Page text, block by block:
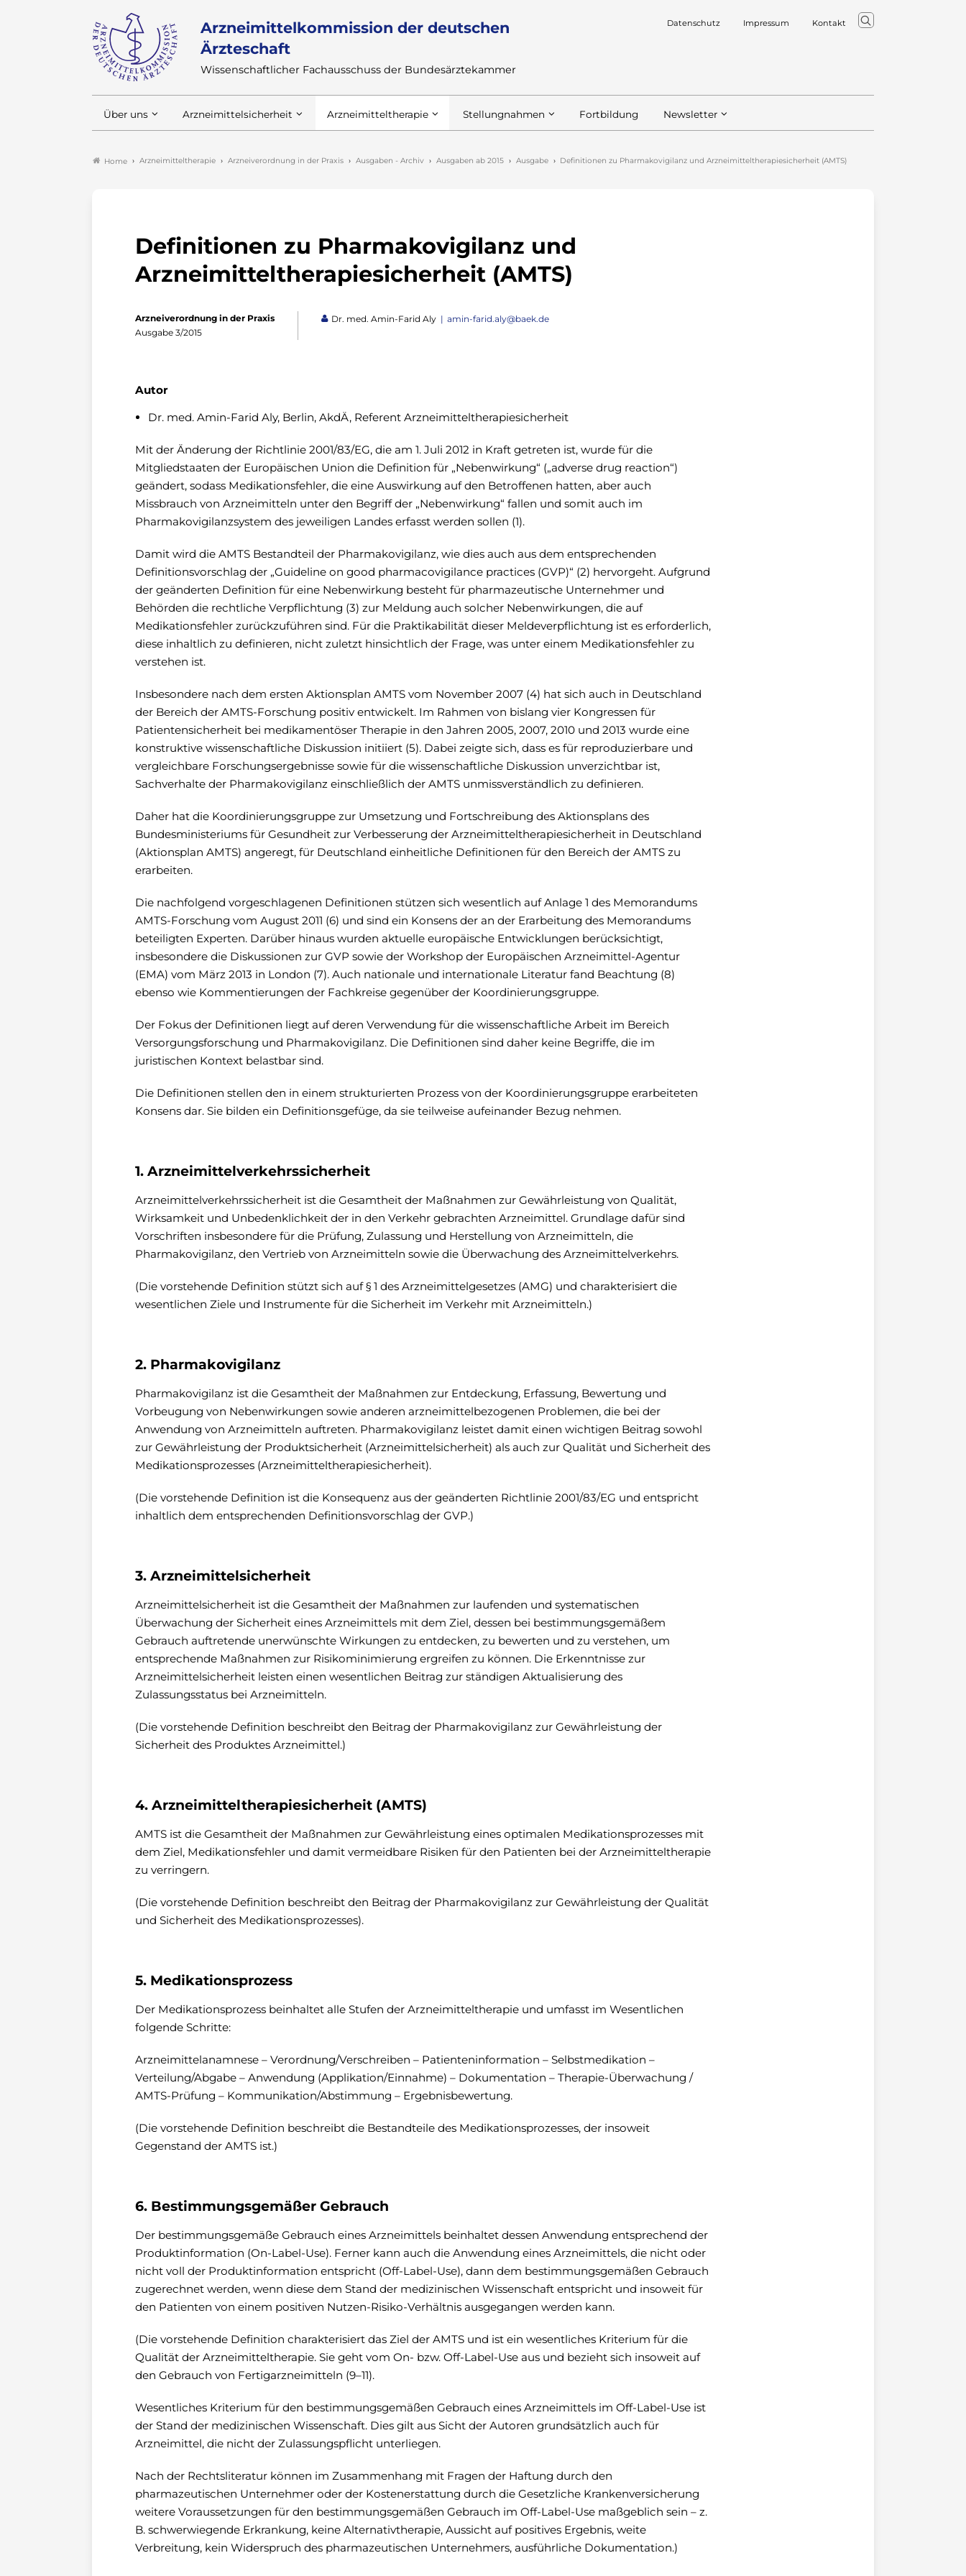
Arzneimittelkommission der deutschen
Ärzteschaft
Wissenschaftlicher Fachausschuss der Bundesärztekammer
Datenschutz Impressum Kontakt
Über uns Arzneimittelsicherheit Arzneimitteltherapie Stellungnahmen Fortbildung Newsletter
Home Arzneimitteltherapie Arzneiverordnung in der Praxis Ausgaben - Archiv Ausgaben ab 2015 Ausgabe Definitionen zu Pharmakovigilanz und Arzneimitteltherapiesicherheit (AMTS)
Definitionen zu Pharmakovigilanz und
Arzneimitteltherapiesicherheit (AMTS)
Arzneiverordnung in der Praxis
Ausgabe 3/2015
Dr. med. Amin-Farid Aly amin-farid.aly@baek.de
Autor
Dr. med. Amin-Farid Aly, Berlin, AkdÄ, Referent Arzneimitteltherapiesicherheit
Mit der Änderung der Richtlinie 2001/83/EG, die am 1. Juli 2012 in Kraft getreten ist, wurde für die
Mitgliedstaaten der Europäischen Union die Definition für „Nebenwirkung“ („adverse drug reaction“)
geändert, sodass Medikationsfehler, die eine Auswirkung auf den Betroffenen hatten, aber auch
Missbrauch von Arzneimitteln unter den Begriff der „Nebenwirkung“ fallen und somit auch im
Pharmakovigilanzsystem des jeweiligen Landes erfasst werden sollen (1).
Damit wird die AMTS Bestandteil der Pharmakovigilanz, wie dies auch aus dem entsprechenden
Definitionsvorschlag der „Guideline on good pharmacovigilance practices (GVP)“ (2) hervorgeht. Aufgrund
der geänderten Definition für eine Nebenwirkung besteht für pharmazeutische Unternehmer und
Behörden die rechtliche Verpflichtung (3) zur Meldung auch solcher Nebenwirkungen, die auf
Medikationsfehler zurückzuführen sind. Für die Praktikabilität dieser Meldeverpflichtung ist es erforderlich,
diese inhaltlich zu definieren, nicht zuletzt hinsichtlich der Frage, was unter einem Medikationsfehler zu
verstehen ist.
Insbesondere nach dem ersten Aktionsplan AMTS vom November 2007 (4) hat sich auch in Deutschland
der Bereich der AMTS-Forschung positiv entwickelt. Im Rahmen von bislang vier Kongressen für
Patientensicherheit bei medikamentöser Therapie in den Jahren 2005, 2007, 2010 und 2013 wurde eine
konstruktive wissenschaftliche Diskussion initiiert (5). Dabei zeigte sich, dass es für reproduzierbare und
vergleichbare Forschungsergebnisse sowie für die wissenschaftliche Diskussion unverzichtbar ist,
Sachverhalte der Pharmakovigilanz einschließlich der AMTS unmissverständlich zu definieren.
Daher hat die Koordinierungsgruppe zur Umsetzung und Fortschreibung des Aktionsplans des
Bundesministeriums für Gesundheit zur Verbesserung der Arzneimitteltherapiesicherheit in Deutschland
(Aktionsplan AMTS) angeregt, für Deutschland einheitliche Definitionen für den Bereich der AMTS zu
erarbeiten.
Die nachfolgend vorgeschlagenen Definitionen stützen sich wesentlich auf Anlage 1 des Memorandums
AMTS-Forschung vom August 2011 (6) und sind ein Konsens der an der Erarbeitung des Memorandums
beteiligten Experten. Darüber hinaus wurden aktuelle europäische Entwicklungen berücksichtigt,
insbesondere die Diskussionen zur GVP sowie der Workshop der Europäischen Arzneimittel-Agentur
(EMA) vom März 2013 in London (7). Auch nationale und internationale Literatur fand Beachtung (8)
ebenso wie Kommentierungen der Fachkreise gegenüber der Koordinierungsgruppe.
Der Fokus der Definitionen liegt auf deren Verwendung für die wissenschaftliche Arbeit im Bereich
Versorgungsforschung und Pharmakovigilanz. Die Definitionen sind daher keine Begriffe, die im
juristischen Kontext belastbar sind.
Die Definitionen stellen den in einem strukturierten Prozess von der Koordinierungsgruppe erarbeiteten
Konsens dar. Sie bilden ein Definitionsgefüge, da sie teilweise aufeinander Bezug nehmen.
1. Arzneimittelverkehrssicherheit
Arzneimittelverkehrssicherheit ist die Gesamtheit der Maßnahmen zur Gewährleistung von Qualität,
Wirksamkeit und Unbedenklichkeit der in den Verkehr gebrachten Arzneimittel. Grundlage dafür sind
Vorschriften insbesondere für die Prüfung, Zulassung und Herstellung von Arzneimitteln, die
Pharmakovigilanz, den Vertrieb von Arzneimitteln sowie die Überwachung des Arzneimittelverkehrs.
(Die vorstehende Definition stützt sich auf § 1 des Arzneimittelgesetzes (AMG) und charakterisiert die
wesentlichen Ziele und Instrumente für die Sicherheit im Verkehr mit Arzneimitteln.)
2. Pharmakovigilanz
Pharmakovigilanz ist die Gesamtheit der Maßnahmen zur Entdeckung, Erfassung, Bewertung und
Vorbeugung von Nebenwirkungen sowie anderen arzneimittelbezogenen Problemen, die bei der
Anwendung von Arzneimitteln auftreten. Pharmakovigilanz leistet damit einen wichtigen Beitrag sowohl
zur Gewährleistung der Produktsicherheit (Arzneimittelsicherheit) als auch zur Qualität und Sicherheit des
Medikationsprozesses (Arzneimitteltherapiesicherheit).
(Die vorstehende Definition ist die Konsequenz aus der geänderten Richtlinie 2001/83/EG und entspricht
inhaltlich dem entsprechenden Definitionsvorschlag der GVP.)
3. Arzneimittelsicherheit
Arzneimittelsicherheit ist die Gesamtheit der Maßnahmen zur laufenden und systematischen
Überwachung der Sicherheit eines Arzneimittels mit dem Ziel, dessen bei bestimmungsgemäßem
Gebrauch auftretende unerwünschte Wirkungen zu entdecken, zu bewerten und zu verstehen, um
entsprechende Maßnahmen zur Risikominimierung ergreifen zu können. Die Erkenntnisse zur
Arzneimittelsicherheit leisten einen wesentlichen Beitrag zur ständigen Aktualisierung des
Zulassungsstatus bei Arzneimitteln.
(Die vorstehende Definition beschreibt den Beitrag der Pharmakovigilanz zur Gewährleistung der
Sicherheit des Produktes Arzneimittel.)
4. Arzneimitteltherapiesicherheit (AMTS)
AMTS ist die Gesamtheit der Maßnahmen zur Gewährleistung eines optimalen Medikationsprozesses mit
dem Ziel, Medikationsfehler und damit vermeidbare Risiken für den Patienten bei der Arzneimitteltherapie
zu verringern.
(Die vorstehende Definition beschreibt den Beitrag der Pharmakovigilanz zur Gewährleistung der Qualität
und Sicherheit des Medikationsprozesses).
5. Medikationsprozess
Der Medikationsprozess beinhaltet alle Stufen der Arzneimitteltherapie und umfasst im Wesentlichen
folgende Schritte:
Arzneimittelanamnese – Verordnung/Verschreiben – Patienteninformation – Selbstmedikation –
Verteilung/Abgabe – Anwendung (Applikation/Einnahme) – Dokumentation – Therapie-Überwachung /
AMTS-Prüfung – Kommunikation/Abstimmung – Ergebnisbewertung.
(Die vorstehende Definition beschreibt die Bestandteile des Medikationsprozesses, der insoweit
Gegenstand der AMTS ist.)
6. Bestimmungsgemäßer Gebrauch
Der bestimmungsgemäße Gebrauch eines Arzneimittels beinhaltet dessen Anwendung entsprechend der
Produktinformation (On-Label-Use). Ferner kann auch die Anwendung eines Arzneimittels, die nicht oder
nicht voll der Produktinformation entspricht (Off-Label-Use), dann dem bestimmungsgemäßen Gebrauch
zugerechnet werden, wenn diese dem Stand der medizinischen Wissenschaft entspricht und insoweit für
den Patienten von einem positiven Nutzen-Risiko-Verhältnis ausgegangen werden kann.
(Die vorstehende Definition charakterisiert das Ziel der AMTS und ist ein wesentliches Kriterium für die
Qualität der Arzneimitteltherapie. Sie geht vom On- bzw. Off-Label-Use aus und bezieht sich insoweit auf
den Gebrauch von Fertigarzneimitteln (9–11).
Wesentliches Kriterium für den bestimmungsgemäßen Gebrauch eines Arzneimittels im Off-Label-Use ist
der Stand der medizinischen Wissenschaft. Dies gilt aus Sicht der Autoren grundsätzlich auch für
Arzneimittel, die nicht der Zulassungspflicht unterliegen.
Nach der Rechtsliteratur können im Zusammenhang mit Fragen der Haftung durch den
pharmazeutischen Unternehmer oder der Kostenerstattung durch die Gesetzliche Krankenversicherung
weitere Voraussetzungen für den bestimmungsgemäßen Gebrauch im Off-Label-Use maßgeblich sein – z.
B. schwerwiegende Erkrankung, keine Alternativtherapie, Aussicht auf positives Ergebnis, weite
Verbreitung, kein Widerspruch des pharmazeutischen Unternehmers, ausführliche Dokumentation.)